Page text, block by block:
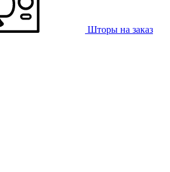
Шторы на заказ